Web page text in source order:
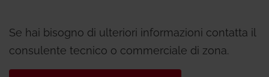
Se hai bisogno di ulteriori informazioni contatta il
consulente tecnico o commerciale di zona.